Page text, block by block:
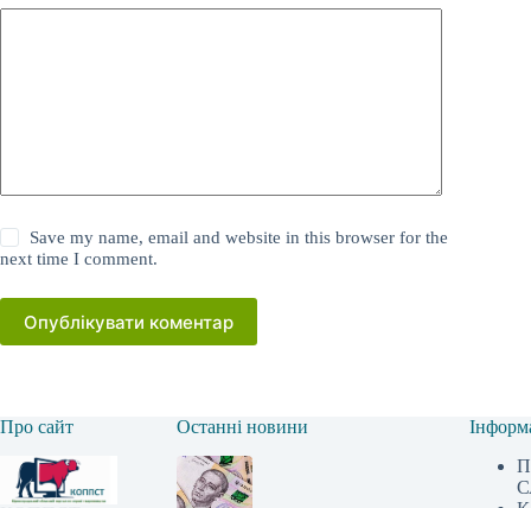
Save my name, email and website in this browser for the
next time I comment.
Опублікувати коментар
Про сайт Останні новини